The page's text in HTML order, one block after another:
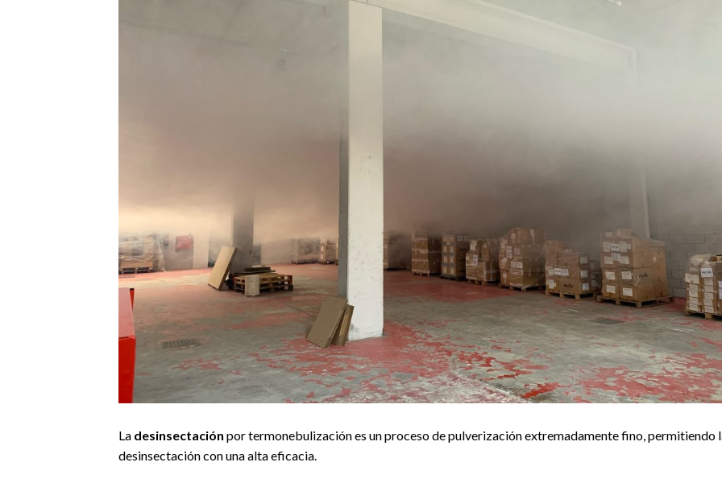
La desinsectación por termonebulización es un proceso de pulverización extremadamente fino, permitiendo
desinsectación con una alta eficacia.